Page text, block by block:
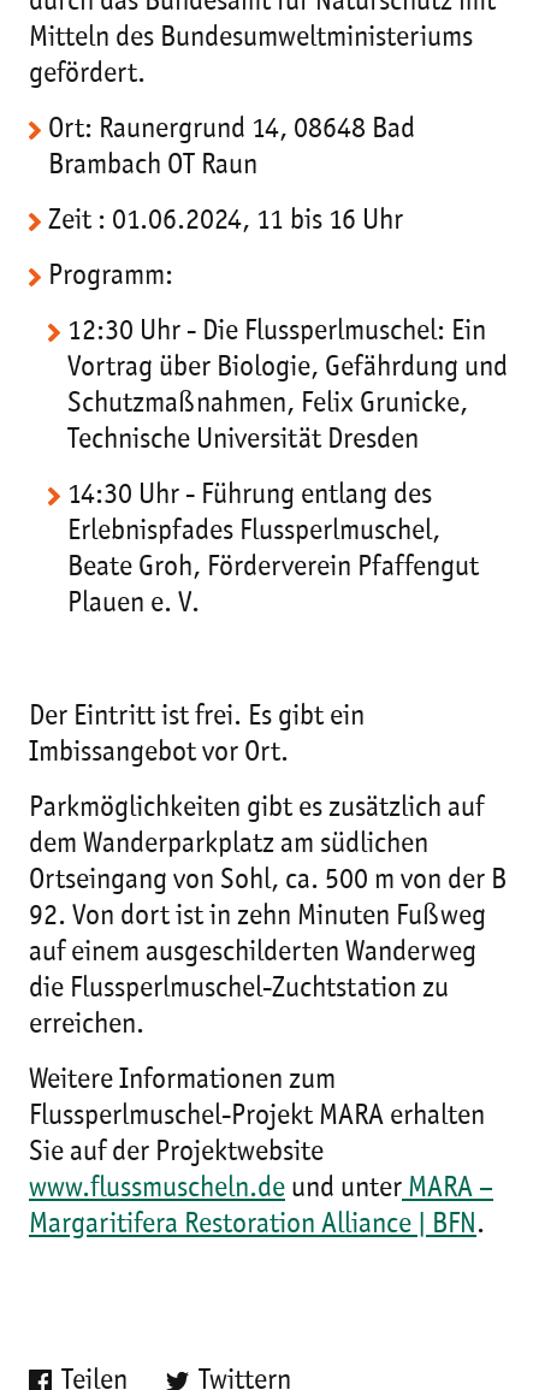
Mitteln des Bundesumweltministeriums
gefördert.
Ort: Raunergrund 14, 08648 Bad
Brambach OT Raun
Zeit : 01.06.2024, 11 bis 16 Uhr
Programm:
12:30 Uhr - Die Flussperlmuschel: Ein
Vortrag über Biologie, Gefährdung und
Schutzmaßnahmen, Felix Grunicke,
Technische Universität Dresden
14:30 Uhr - Führung entlang des
Erlebnispfades Flussperlmuschel,
Beate Groh, Förderverein Pfaffengut
Plauen e. V.
Der Eintritt ist frei. Es gibt ein
Imbissangebot vor Ort.
Parkmöglichkeiten gibt es zusätzlich auf
dem Wanderparkplatz am südlichen
Ortseingang von Sohl, ca. 500 m von der B
92. Von dort ist in zehn Minuten Fußweg
auf einem ausgeschilderten Wanderweg
die Flussperlmuschel-Zuchtstation zu
erreichen.
Weitere Informationen zum
Flussperlmuschel-Projekt MARA erhalten
Sie auf der Projektwebsite
www.flussmuscheln.de und unter MARA –
Margaritifera Restoration Alliance | BFN.
Teilen Twittern